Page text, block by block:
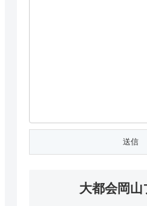
大都会岡